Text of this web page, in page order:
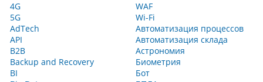
4G
5G
AdTech
API
B2B
Backup and Recovery
BI
WAF
Wi-Fi
Автоматизация процессов
Автоматизация склада
Астрономия
Биометрия
Бот